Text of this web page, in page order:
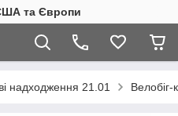
та Європи
надходження 21.01